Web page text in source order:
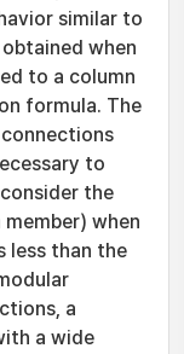
similar to
when
to a column
formula. The
to
the
when
less than the
a
a wide